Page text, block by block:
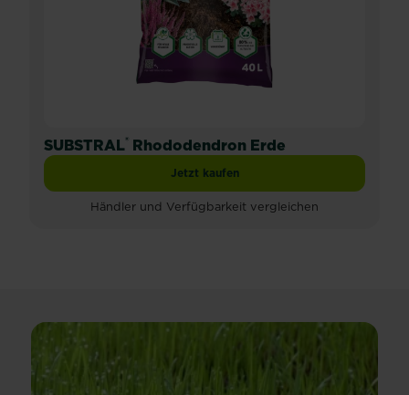
SUBSTRAL® Rhododendron Erde
Jetzt kaufenSUBSTRAL® Rhododendron Erde
Händler und Verfügbarkeit vergleichen